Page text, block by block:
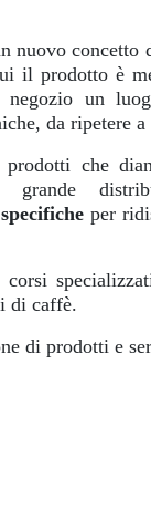
nuovo
il prodotto è
negozio un
da ripetere a
prodotti che
per
corsi
di caffè.
di prodotti e